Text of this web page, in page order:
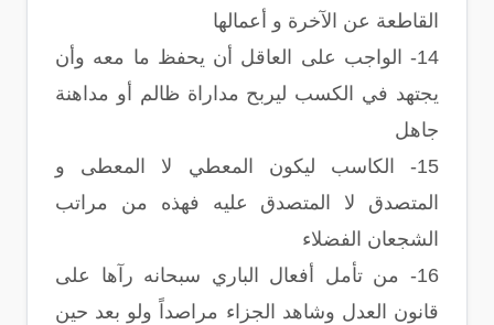
القاطعة عن الآخرة و أعمالها
14- الواجب على العاقل أن يحفظ ما معه وأن
يجتهد في الكسب ليربح مداراة ظالم أو مداهنة
جاهل
15- الكاسب ليكون المعطي لا المعطى و
المتصدق لا المتصدق عليه فهذه من مراتب
الشجعان الفضلاء
16- من تأمل أفعال الباري سبحانه رآها على
قانون العدل وشاهد الجزاء مراصداً ولو بعد حين